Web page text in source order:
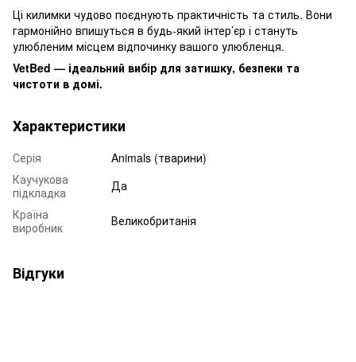
Ці килимки чудово поєднують практичність та стиль. Вони
гармонійно впишуться в будь-який інтер’єр і стануть
улюбленим місцем відпочинку вашого улюбленця.
VetBed — ідеальний вибір для затишку, безпеки та
чистоти в домі.
Характеристики
Серія
Animals (тварини)
Каучукова
підкладка
Да
Країна
виробник
Великобританія
Відгуки